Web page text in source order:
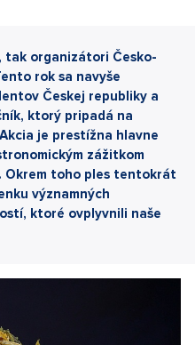
tak organizátori Česko-
rok sa navyše
Českej republiky a
ktorý pripadá na
je prestížna hlavne
zážitkom
Okrem toho ples tentokrát
významných
ktoré ovplyvnili naše